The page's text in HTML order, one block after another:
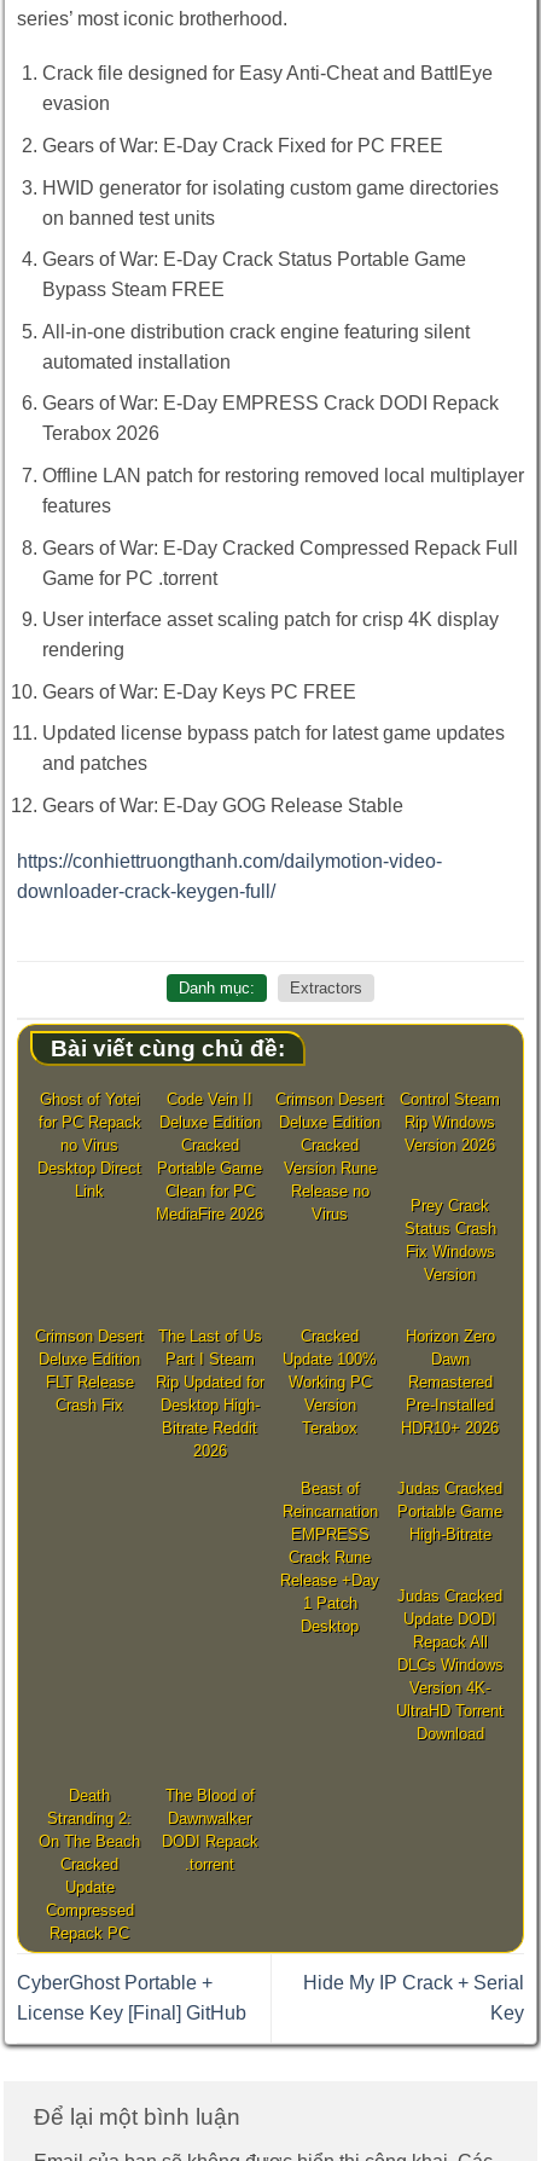
series’ most iconic brotherhood.
Crack file designed for Easy Anti-Cheat and BattlEye
evasion
Gears of War: E-Day Crack Fixed for PC FREE
HWID generator for isolating custom game directories
on banned test units
Gears of War: E-Day Crack Status Portable Game
Bypass Steam FREE
All-in-one distribution crack engine featuring silent
automated installation
Gears of War: E-Day EMPRESS Crack DODI Repack
Terabox 2026
Offline LAN patch for restoring removed local multiplayer
features
Gears of War: E-Day Cracked Compressed Repack Full
Game for PC .torrent
User interface asset scaling patch for crisp 4K display
rendering
Gears of War: E-Day Keys PC FREE
Updated license bypass patch for latest game updates
and patches
Gears of War: E-Day GOG Release Stable
https://conhiettruongthanh.com/dailymotion-video-
downloader-crack-keygen-full/
Danh mục: Extractors
Bài viết cùng chủ đề:
Ghost of Yotei
for PC Repack
no Virus
Desktop Direct
Link
Code Vein II
Deluxe Edition
Cracked
Portable Game
Clean for PC
MediaFire 2026
Crimson Desert
Deluxe Edition
Cracked
Version Rune
Release no
Virus
Control Steam
Rip Windows
Version 2026
Prey Crack
Status Crash
Fix Windows
Version
Crimson Desert
Deluxe Edition
FLT Release
Crash Fix
The Last of Us
Part I Steam
Rip Updated for
Desktop High-
Bitrate Reddit
2026
Cracked
Update 100%
Working PC
Version
Terabox
Horizon Zero
Dawn
Remastered
Pre-Installed
HDR10+ 2026
Beast of
Reincarnation
EMPRESS
Crack Rune
Release +Day
1 Patch
Desktop
Judas Cracked
Portable Game
High-Bitrate
Judas Cracked
Update DODI
Repack All
DLCs Windows
Version 4K-
UltraHD Torrent
Download
Death
Stranding 2:
On The Beach
Cracked
Update
Compressed
Repack PC
The Blood of
Dawnwalker
DODI Repack
.torrent
CyberGhost Portable +
License Key [Final] GitHub
Hide My IP Crack + Serial
Key
Để lại một bình luận